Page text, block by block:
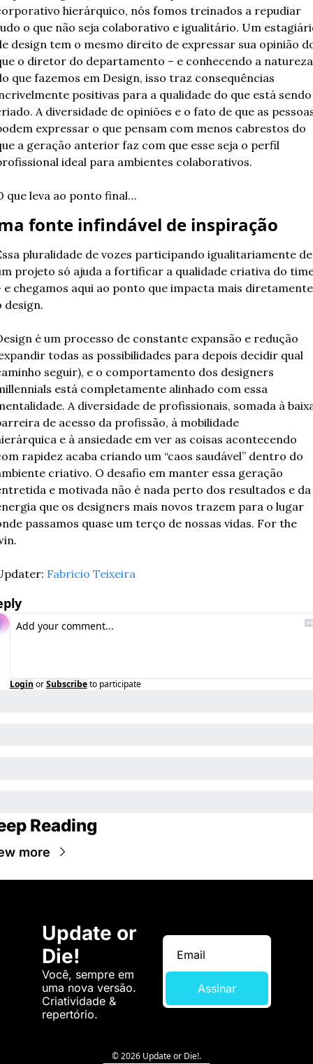
hierárquico, nós fomos treinados a repudiar
o que não seja colaborativo e igualitário. Um
design tem o mesmo direito de expressar sua opinião
o diretor do departamento – e conhecendo a natureza
que fazemos em Design, isso traz consequências
positivas para a qualidade do que está sendo
A diversidade de opiniões e o fato de que as
expressar o que pensam com menos cabrestos do
a geração anterior faz com que esse seja o perfil
ideal para ambientes colaborativos.
que leva ao ponto final…
fonte infindável de inspiração
pluralidade de vozes participando igualitariamente de
projeto só ajuda a fortificar a qualidade criativa do
e chegamos aqui ao ponto que impacta mais diretamente
design.
é um processo de constante expansão e redução
todas as possibilidades para depois decidir qual
seguir), e o comportamento dos designers
está completamente alinhado com essa
A diversidade de profissionais, somada à
de acesso da profissão, à mobilidade
e à ansiedade em ver as coisas acontecendo
rapidez acaba criando um “caos saudável” dentro do
criativo. O desafio em manter essa geração
e motivada não é nada perto dos resultados e da
que os designers mais novos trazem para o lugar
passamos quase um terço de nossas vidas. For the
Fabricio Teixeira
Login or Subscribe to participate
Reading
more
Update or
Die!
Você, sempre em
uma nova versão.
Criatividade &
repertório.
Assinar
© 2026 Update or Die!.